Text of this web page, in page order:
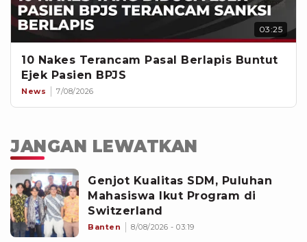
03:25
10 Nakes Terancam Pasal Berlapis Buntut
Ejek Pasien BPJS
News 7/08/2026
JANGAN LEWATKAN
Genjot Kualitas SDM, Puluhan
Mahasiswa Ikut Program di
Switzerland
Banten 8/08/2026 - 03:19